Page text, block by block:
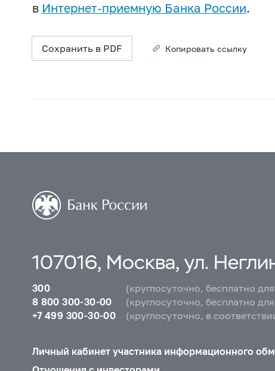
в Интернет-приемную Банка России.
Сохранить в PDF Копировать ссылку
107016, Москва, ул.
300
(круглосуточно, бесплатно
8 800 300-30-00
(круглосуточно, бесплатно
+7 499 300-30-00
(круглосуточно, в
Личный кабинет участника информационного